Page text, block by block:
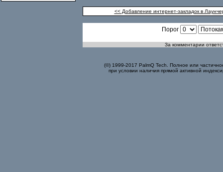
<< Добавление интернет-закладок в
Порог
За комментарии
(©) 1999-2017 PalmQ Tech. Полное или
при условии наличия прямой активной